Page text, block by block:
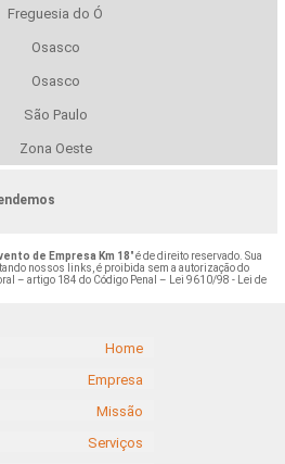
Freguesia do Ó
Osasco
Osasco
São Paulo
Zona Oeste
de Empresa Km 18" é de direito reservado. Sua
nossos links, é proibida sem a autorização do
– artigo 184 do Código Penal – Lei 9610/98 - Lei de
Home
Empresa
Missão
Serviços